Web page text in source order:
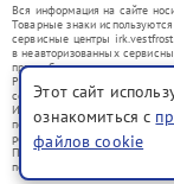
Вся информация на сайте
Товарные знаки
сервисные центры
в неавторизованных
правообладателями
Ремонт осуществляется для
со статьей 1487 ГК РФ.
Использование товарных
потребителей в заблуждение,
ремонту техники указанных
Представленная на сайте
положениями Статьи 437(2)
Этот сайт
ознакомиться с
файлов cookie